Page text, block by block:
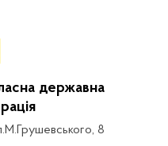
державна
8